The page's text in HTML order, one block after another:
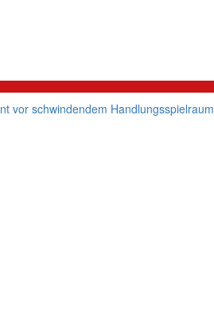
vor schwindendem Handlungsspielraum